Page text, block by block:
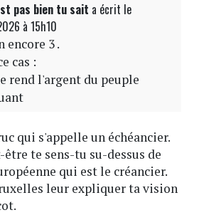
pas bien tu sait a écrit le
à 15h10
encore 3 .
cas :
rend l'argent du peuple
qui s'appelle un échéancier.
te sens-tu su-dessus de
qui est le créancier.
leur expliquer ta vision